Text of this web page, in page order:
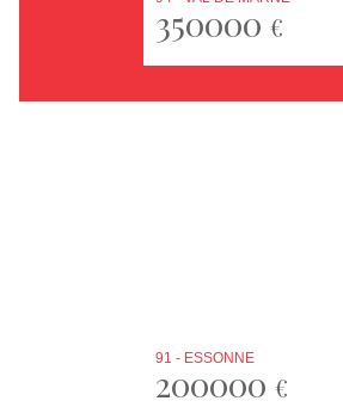
350000 €
91 - ESSONNE
200000 €